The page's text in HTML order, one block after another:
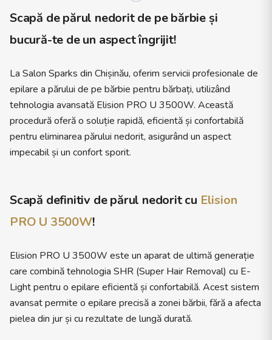
Scapă de părul nedorit de pe bărbie și
bucură-te de un aspect îngrijit!
La Salon Sparks din Chișinău, oferim servicii profesionale de
epilare a părului de pe bărbie pentru bărbați, utilizând
tehnologia avansată Elision PRO U 3500W. Această
procedură oferă o soluție rapidă, eficientă și confortabilă
pentru eliminarea părului nedorit, asigurând un aspect
impecabil și un confort sporit.
Scapă definitiv de părul nedorit cu Elision
PRO U 3500W!
Elision PRO U 3500W este un aparat de ultimă generație
care combină tehnologia SHR (Super Hair Removal) cu E-
Light pentru o epilare eficientă și confortabilă. Acest sistem
avansat permite o epilare precisă a zonei bărbii, fără a afecta
pielea din jur și cu rezultate de lungă durată.